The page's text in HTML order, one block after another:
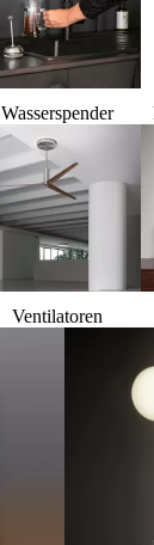
Wasserspender
Ventilatoren